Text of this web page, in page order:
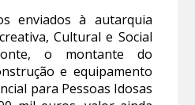
enviados à autarquia
Cultural e Social
o montante do
e equipamento
para Pessoas Idosas